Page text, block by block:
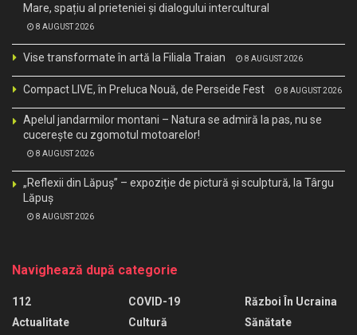
Mare, spațiu al prieteniei și dialogului intercultural
8 AUGUST 2026
Vise transformate în artă la Filiala Traian 8 AUGUST 2026
Compact LIVE, în Preluca Nouă, de Perseide Fest 8 AUGUST 2026
Apelul jandarmilor montani – Natura se admiră la pas, nu se
cucerește cu zgomotul motoarelor!
8 AUGUST 2026
„Reflexii din Lăpuș” – expoziție de pictură și sculptură, la Târgu
Lăpuș
8 AUGUST 2026
Navighează după categorie
112
Actualitate
COVID-19
Cultură
Război În Ucraina
Sănătate